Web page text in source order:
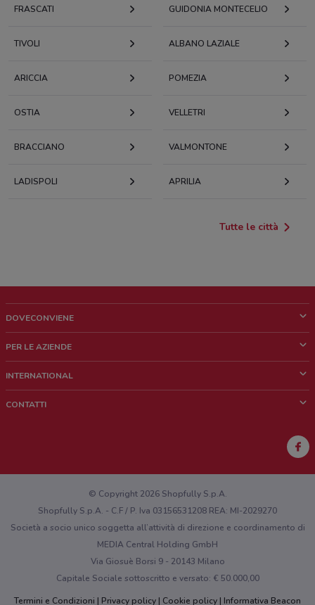
FRASCATI GUIDONIA MONTECELIO
TIVOLI ALBANO LAZIALE
ARICCIA POMEZIA
OSTIA VELLETRI
BRACCIANO VALMONTONE
LADISPOLI APRILIA
Tutte le città
DOVECONVIENE
Chi siamo
Lavora con noi
PER LE AZIENDE
Richieste commerciali e marketing
INTERNATIONAL
CONTATTI
Hai un malfunzionamento sul web o sull'app?
© Copyright 2026 Shopfully S.p.A.
Shopfully S.p.A. - C.F / P. Iva 03156531208 REA: MI-2029270
Società a socio unico soggetta all’attività di direzione e coordinamento di
MEDIA Central Holding GmbH
Via Giosuè Borsi 9 - 20143 Milano
Capitale Sociale sottoscritto e versato: € 50.000,00
Termini e Condizioni
Privacy policy Cookie policy Informativa Beacon